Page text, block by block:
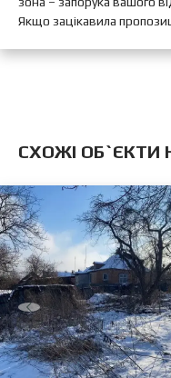
Якщо зацікавила
CХОЖІ ОБ`ЄКТИ